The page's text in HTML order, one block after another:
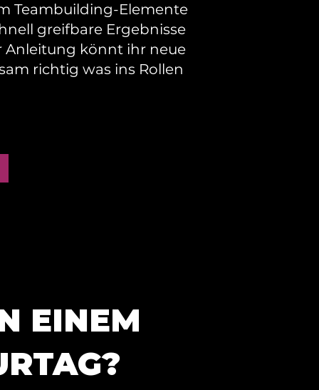
Teambuilding-Elemente
greifbare Ergebnisse
Anleitung könnt ihr neue
richtig was ins Rollen
EINEM